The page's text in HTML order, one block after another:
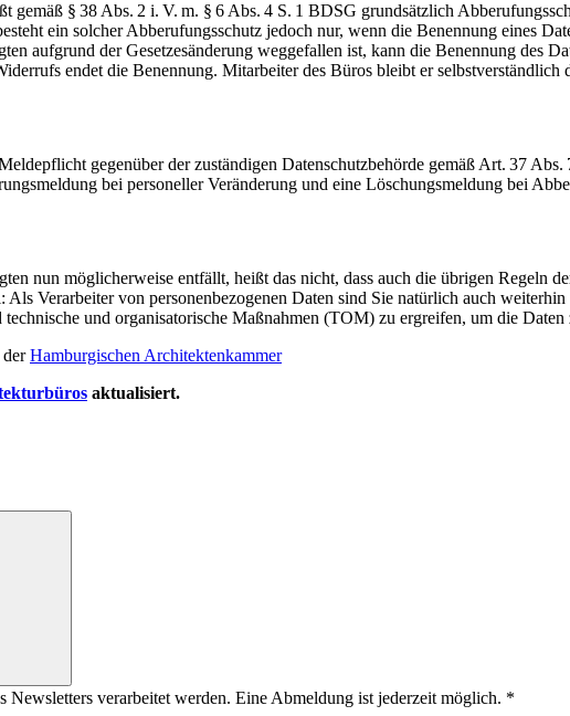
gemäß § 38 Abs. 2 i. V. m. § 6 Abs. 4 S. 1 BDSG grundsätzlich
ein solcher Abberufungsschutz jedoch nur, wenn die Benennung eines
aufgrund der Gesetzesänderung weggefallen ist, kann die Benennung des
endet die Benennung. Mitarbeiter des Büros bleibt er selbstverständlich
gegenüber der zuständigen Datenschutzbehörde gemäß Art. 37
bei personeller Veränderung und eine Löschungsmeldung bei
nun möglicherweise entfällt, heißt das nicht, dass auch die übrigen Regeln
Verarbeiter von personenbezogenen Daten sind Sie natürlich auch
und organisatorische Maßnahmen (TOM) zu ergreifen, um die Daten
derHamburgischen Architektenkammer
aktualisiert.
Newsletters verarbeitet werden. Eine Abmeldung ist jederzeit möglich. *